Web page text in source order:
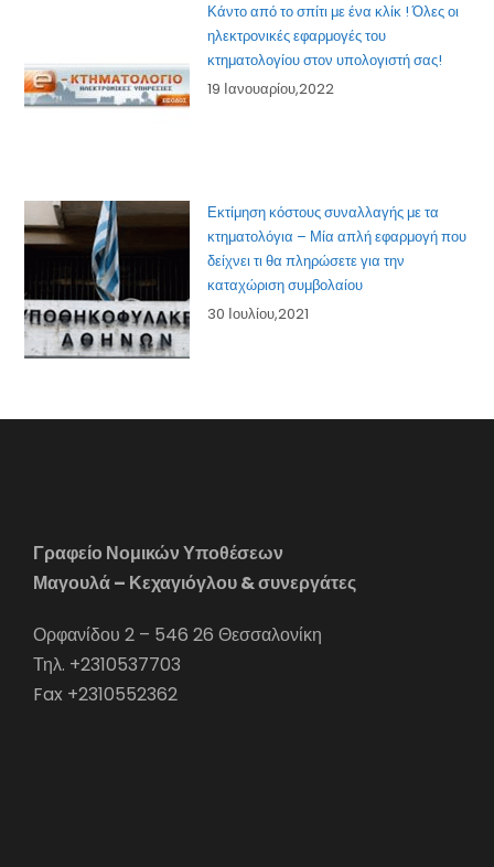
Κάντο από το σπίτι με ένα κλίκ ! Όλες οι
ηλεκτρονικές εφαρμογές του
κτηματολογίου στον υπολογιστή σας!
19 Ιανουαρίου,2022
Εκτίμηση κόστους συναλλαγής με τα
κτηματολόγια – Μία απλή εφαρμογή που
δείχνει τι θα πληρώσετε για την
καταχώριση συμβολαίου
30 Ιουλίου,2021
Γραφείο Νομικών Υποθέσεων
Μαγουλά – Κεχαγιόγλου & συνεργάτες
Ορφανίδου 2 – 546 26 Θεσσαλονίκη
Τηλ. +2310537703
Fax +2310552362